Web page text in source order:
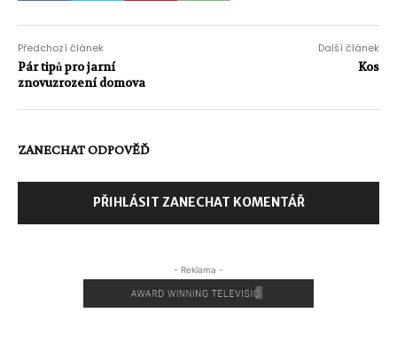
Předchozí článek
Pár tipů pro jarní
znovuzrození domova
Další článek
Kos
ZANECHAT ODPOVĚĎ
PŘIHLÁSIT ZANECHAT KOMENTÁŘ
- Reklama -